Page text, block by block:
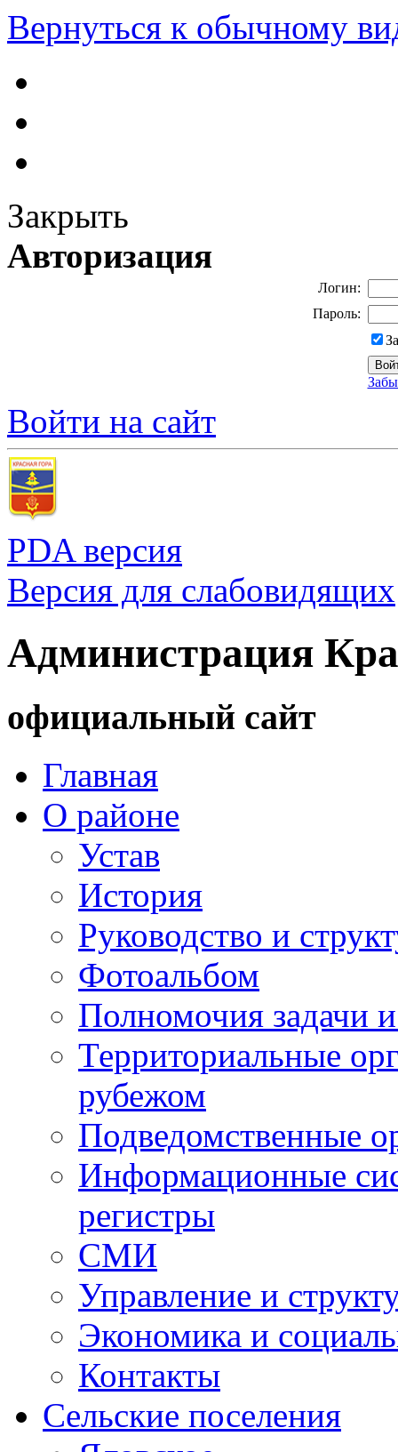
Вернуться к обычному
Закрыть
Авторизация
Логин:
Пароль:
Войти на сайт
PDA версия
Версия для слабовидящих
Администрация
официальный сайт
Главная
О районе
Устав
История
Руководство и
Фотоальбом
Полномочия задачи
Территориальные
рубежом
Подведомственные
Информационные
регистры
СМИ
Управление и
Экономика и
Контакты
Сельские поселения